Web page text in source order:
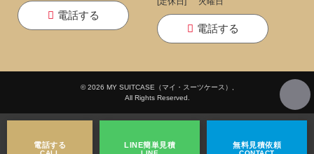
電話する
電話する
電話する LINE簡単見積 無料見積依頼
© 2026 MY SUITCASE（マイ・スーツケース）,
All Rights Reserved.